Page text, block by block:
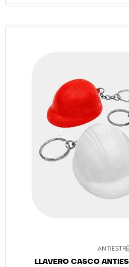
LLAVERO CASCO